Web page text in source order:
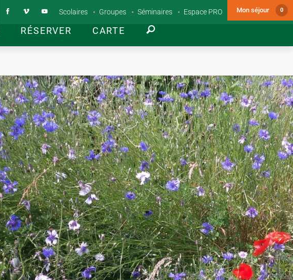
RÉSERVER CARTE
Scolaires Groupes Séminaires Espace PRO Mon séjour 0